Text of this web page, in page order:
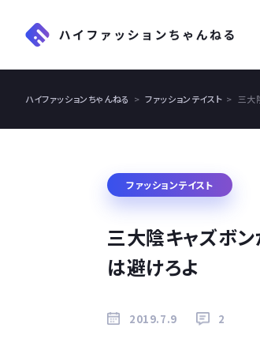
ハイファッションちゃんねる ファッションテイスト 三大
ファッションテイスト
三大陰キャズボン
は避けろよ
2019.7.9 2